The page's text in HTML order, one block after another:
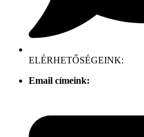
ELÉRHETŐSÉGEINK:
Email címeink: